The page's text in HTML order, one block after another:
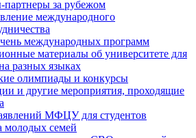
партнеры за рубежом
международного
международных программ
материалы об университете для
разных языках
олимпиады и конкурсы
и другие мероприятия, проходящие
МФЦУ для студентов
молодых семей